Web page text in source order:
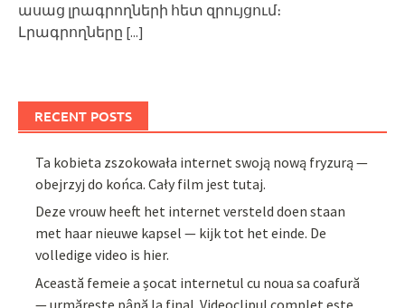
ասաց լրագրողների հետ զրույցում։
Լրագրողները [...]
RECENT POSTS
Ta kobieta zszokowała internet swoją nową fryzurą —
obejrzyj do końca. Cały film jest tutaj.
Deze vrouw heeft het internet versteld doen staan
met haar nieuwe kapsel — kijk tot het einde. De
volledige video is hier.
Această femeie a șocat internetul cu noua sa coafură
— urmărește până la final. Videoclipul complet este